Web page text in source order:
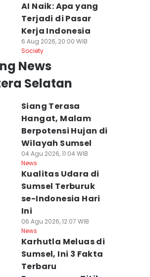
AI Naik: Apa yang
Terjadi di Pasar
Kerja Indonesia
6 Aug 2026, 20:00 WIB
Society
News
Selatan
Siang Terasa
Hangat, Malam
Berpotensi Hujan di
Wilayah Sumsel
04 Agu 2026, 11:04 WIB
News
Kualitas Udara di
Sumsel Terburuk
se-Indonesia Hari
Ini
06 Agu 2026, 12:07 WIB
News
Karhutla Meluas di
Sumsel, Ini 3 Fakta
Terbaru